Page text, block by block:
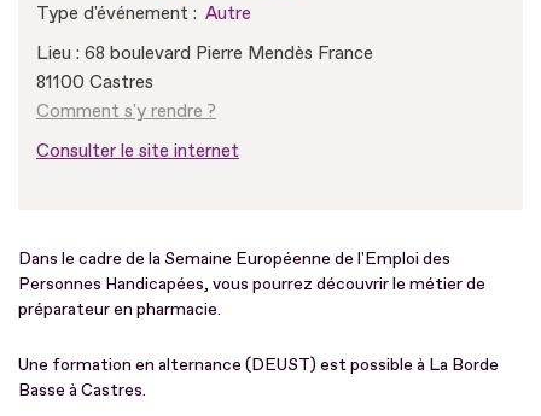
Type d'événement : Autre
Lieu : 68 boulevard Pierre Mendès France
81100 Castres
Comment s'y rendre ?
Consulter le site internet
Dans le cadre de la Semaine Européenne de l'Emploi des
Personnes Handicapées, vous pourrez découvrir le métier de
préparateur en pharmacie.
Une formation en alternance (DEUST) est possible à La Borde
Basse à Castres.